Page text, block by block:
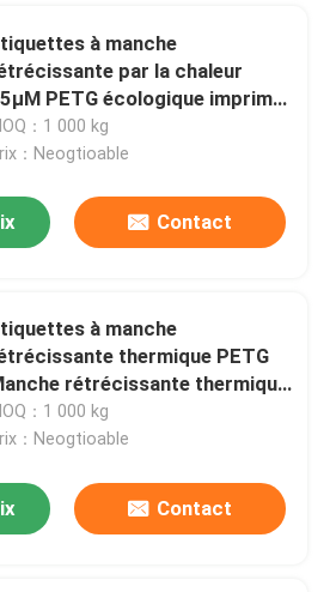
à manche
par la chaleur
PETG écologique imprimé
couleurs multiples
：1 000 kg
：Neogtioable
Contact
à manche
thermique PETG
rétrécissante thermique
bouteilles
：1 000 kg
：Neogtioable
Contact